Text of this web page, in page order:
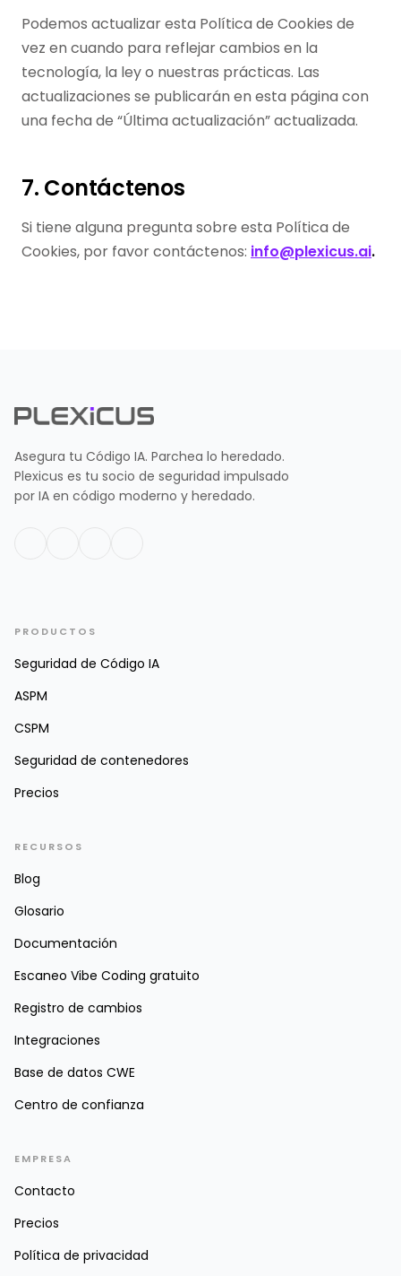
Podemos actualizar esta Política de Cookies de
vez en cuando para reflejar cambios en la
tecnología, la ley o nuestras prácticas. Las
actualizaciones se publicarán en esta página con
una fecha de “Última actualización” actualizada.
7. Contáctenos
Si tiene alguna pregunta sobre esta Política de
Cookies, por favor contáctenos: info@plexicus.ai.
Asegura tu Código IA. Parchea lo heredado.
Plexicus es tu socio de seguridad impulsado
por IA en código moderno y heredado.
PRODUCTOS
Seguridad de Código IA
ASPM
CSPM
Seguridad de contenedores
Precios
RECURSOS
Blog
Glosario
Documentación
Escaneo Vibe Coding gratuito
Registro de cambios
Integraciones
Base de datos CWE
Centro de confianza
EMPRESA
Contacto
Precios
Política de privacidad